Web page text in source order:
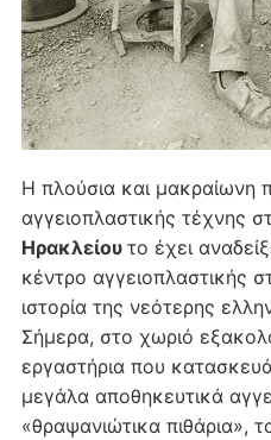
Η πλούσια και μακραίωνη
αγγειοπλαστικής τέχνης
Ηρακλείου το έχει
κέντρο αγγειοπλαστικής
ιστορία της νεότερης
Σήμερα, στο χωριό
εργαστήρια που
μεγάλα αποθηκευτικά
«θραψανιώτικα πιθάρια»,